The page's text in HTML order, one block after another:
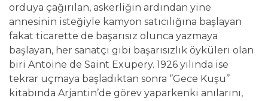
orduya çağırılan, askerliğin ardından yine
annesinin isteğiyle kamyon satıcılığına başlayan
fakat ticarette de başarısız olunca yazmaya
başlayan, her sanatçı gibi başarısızlık öyküleri olan
biri Antoine de Saint Exupery. 1926 yılında ise
tekrar uçmaya başladıktan sonra ‘’Gece Kuşu’’
kitabında Arjantin’de görev yaparkenki anılarını,